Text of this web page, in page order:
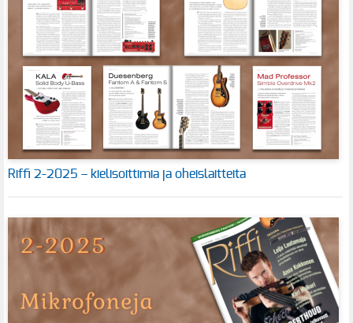
Riffi 2-2025 – kielisoittimia ja oheislaitteita